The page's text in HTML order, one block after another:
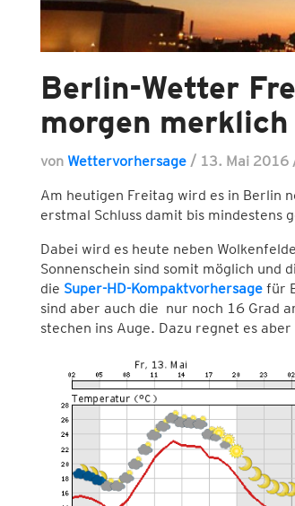
Berlin-Wetter
morgen
von Wettervorhersage / 13. Mai 2016
Am heutigen Freitag wird es in Berlin
erstmal Schluss damit bis mindestens
Dabei wird es heute neben
Sonnenschein sind somit möglich und
die Super-HD-Kompaktvorhersagefür
sind aber auch die nur noch 16 Grad
stechen ins Auge. Dazu regnet es